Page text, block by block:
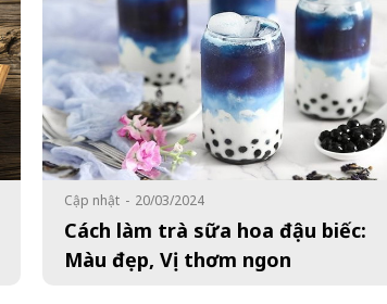
Cập nhật - 20/03/2024
Cách làm trà sữa hoa đậu biếc:
Màu đẹp, Vị thơm ngon